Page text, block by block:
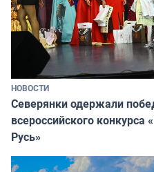
НОВОСТИ
Северянки одержали
всероссийского
Русь»